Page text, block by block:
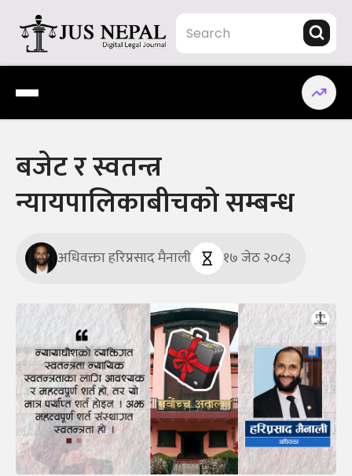
content
Jus Nepal | www.jusnepal.com
Digital Legal Journal
बजेट र स्वतन्त्र
न्यायपालिकाबीचको सम्बन्ध
अधिवक्ता हरिप्रसाद मैनाली १७ जेठ २०८३